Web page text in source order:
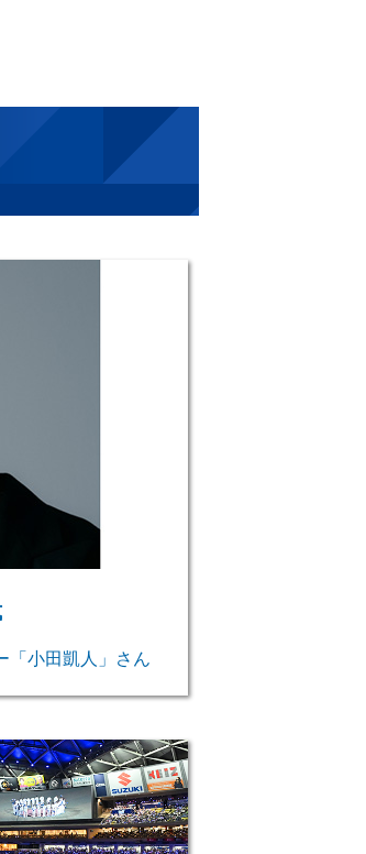
「小田凱人」さん